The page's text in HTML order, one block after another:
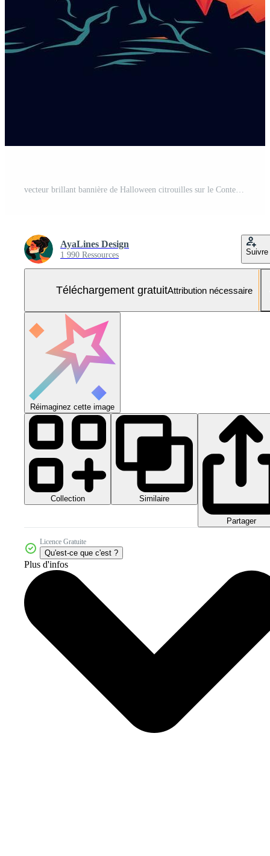
vecteur brillant bannière de Halloween citrouilles sur le Contexte de le lune Vecteur Gratuit et SVG Gratuit
AyaLines Design
1 990 Ressources Suivre
Téléchargement gratuitAttribution nécessaire
Réimaginez cette image
Collection Similaire
Partager
Licence Gratuite
Qu'est-ce que c'est ?
Plus d'infos